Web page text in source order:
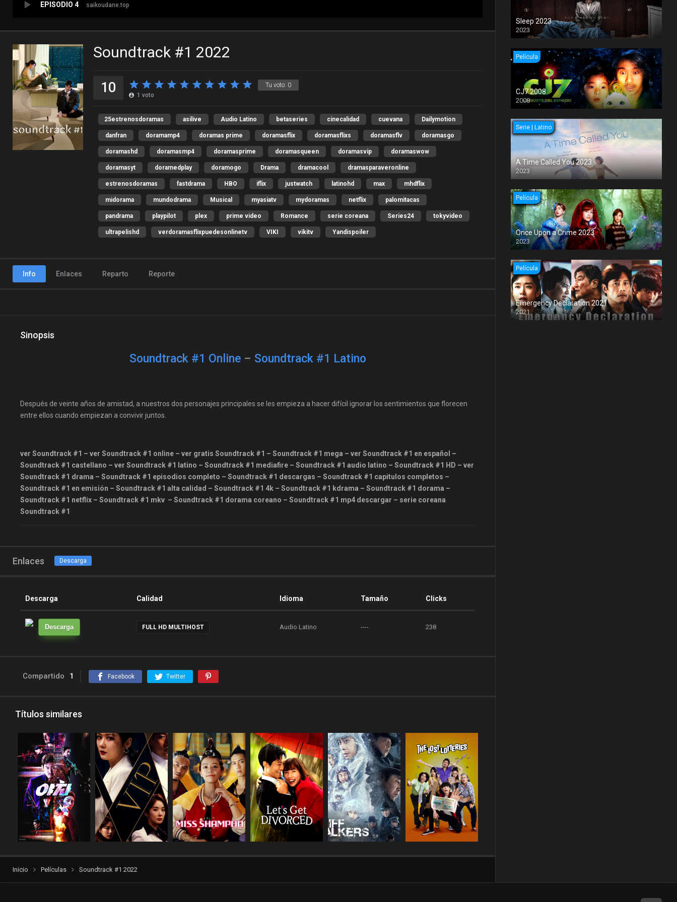
EPISODIO 4 saikoudane.top
Soundtrack #1 2022
Tu voto: 0
10 1 voto
25estrenosdoramas asilive Audio Latino betaseries cinecalidad cuevana Dailymotion
danfran doramamp4 doramas prime doramasflix doramasflixs doramasflv doramasgo
doramashd doramasmp4 doramasprime doramasqueen doramasvip doramaswow
doramasyt doramedplay doramogo Drama dramacool dramasparaveronline
estrenosdoramas fastdrama HBO iflix justwatch latinohd max mhdflix
midorama mundodrama Musical myasiatv mydoramas netflix palomitacas
pandrama playpilot plex prime video Romance serie coreana Series24 tokyvideo
ultrapelishd verdoramasflixpuedesonlinetv VIKI vikitv Yandispoiler
Info Enlaces Reparto Reporte
Sinopsis
Soundtrack #1 Online– Soundtrack #1 Latino
Después de veinte años de amistad, a nuestros dos personajes principales se les empieza a hacer difícil ignorar los sentimientos que florecen
entre ellos cuando empiezan a convivir juntos.
ver Soundtrack #1 – ver Soundtrack #1 online – ver gratis Soundtrack #1 – Soundtrack #1 mega – ver Soundtrack #1 en español –
Soundtrack #1 castellano – ver Soundtrack #1 latino – Soundtrack #1 mediafire – Soundtrack #1 audio latino – Soundtrack #1 HD – ver
Soundtrack #1 drama – Soundtrack #1 episodios completo – Soundtrack #1 descargas – Soundtrack #1 capitulos completos –
Soundtrack #1 en emisión – Soundtrack #1 alta calidad – Soundtrack #1 4k – Soundtrack #1 kdrama – Soundtrack #1 dorama –
Soundtrack #1 netflix – Soundtrack #1 mkv – Soundtrack #1 dorama coreano – Soundtrack #1 mp4 descargar – serie coreana
Soundtrack #1
Enlaces Descarga
Descarga Calidad Idioma Tamaño Clicks
Descarga FULL HD MULTIHOST Audio Latino ---- 238
Compartido 1 Facebook Twitter
Títulos similares
Inicio Películas Soundtrack #1 2022
Sleep 2023
2023
Película
CJ7 2008
2008
Serie | Latino
A Time Called You 2023
2023
Película
Once Upon a Crime 2023
2023
Película
Emergency Declaration 2021
2021